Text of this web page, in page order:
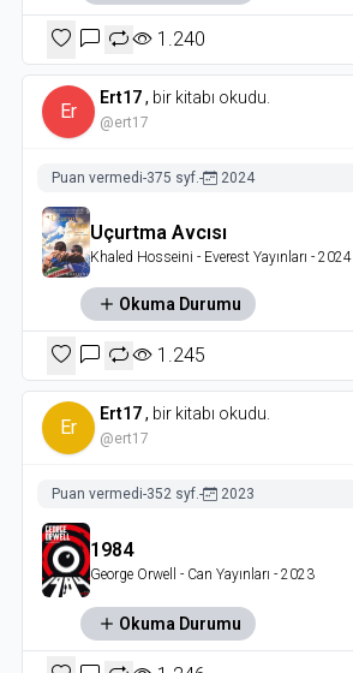
1.240
Er
Ert17, bir kitabı okudu.
@ert17
Puan vermedi-375 syf.- 2024
Uçurtma Avcısı
Khaled Hosseini - Everest Yayınları - 2024
Okuma Durumu
1.245
Er
Ert17, bir kitabı okudu.
@ert17
Puan vermedi-352 syf.- 2023
1984
George Orwell - Can Yayınları - 2023
Okuma Durumu